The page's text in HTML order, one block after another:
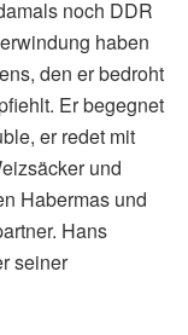
noch DDR
haben
den er bedroht
Er begegnet
er redet mit
und
Habermas und
Hans
seiner